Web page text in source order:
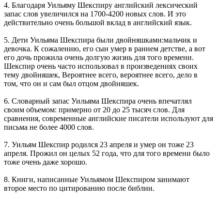
4. Благодаря Уильяму Шекспиру английский лексический
запас слов увеличился на 1700-4200 новых слов. И это
действительно очень большой вклад в английский язык.
5. Дети Уильяма Шекспира были двойняшками:мальчик и
девочка. К сожалению, его сын умер в раннем детстве, а вот
его дочь прожила очень долгую жизнь для того времени.
Шекспир очень часто использовал в произведениях своих
тему двойняшек, Вероятнее всего, вероятнее всего, дело в
том, что он и сам был отцом двойняшек.
6. Словарный запас Уильяма Шекспира очень впечатлял
своим объемом: примерно от 20 до 25 тысяч слов. Для
сравнения, современные английские писатели используют для
письма не более 4000 слов.
7. Уильям Шекспир родился 23 апреля и умер он тоже 23
апреля. Прожил он целых 52 года, что для того времени было
тоже очень даже хорошо.
8. Книги, написанные Уильямом Шекспиром занимают
второе место по цитированию после библии.